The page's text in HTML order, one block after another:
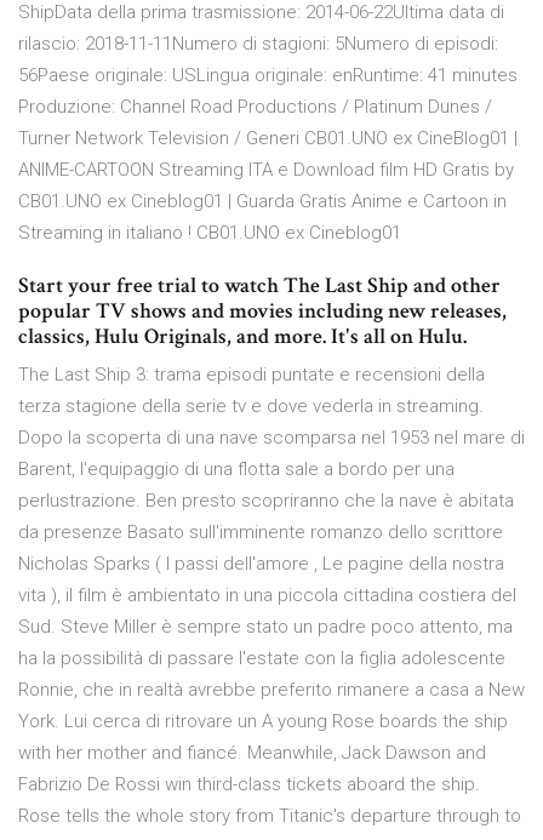
ShipData della prima trasmissione: 2014-06-22Ultima data di
rilascio: 2018-11-11Numero di stagioni: 5Numero di episodi:
56Paese originale: USLingua originale: enRuntime: 41 minutes
Produzione: Channel Road Productions / Platinum Dunes /
Turner Network Television / Generi CB01.UNO ex CineBlog01 |
ANIME-CARTOON Streaming ITA e Download film HD Gratis by
CB01.UNO ex Cineblog01 | Guarda Gratis Anime e Cartoon in
Streaming in italiano ! CB01.UNO ex Cineblog01
Start your free trial to watch The Last Ship and other
popular TV shows and movies including new releases,
classics, Hulu Originals, and more. It's all on Hulu.
The Last Ship 3: trama episodi puntate e recensioni della
terza stagione della serie tv e dove vederla in streaming.
Dopo la scoperta di una nave scomparsa nel 1953 nel mare di
Barent, l'equipaggio di una flotta sale a bordo per una
perlustrazione. Ben presto scopriranno che la nave è abitata
da presenze Basato sull'imminente romanzo dello scrittore
Nicholas Sparks ( I passi dell'amore , Le pagine della nostra
vita ), il film è ambientato in una piccola cittadina costiera del
Sud. Steve Miller è sempre stato un padre poco attento, ma
ha la possibilità di passare l'estate con la figlia adolescente
Ronnie, che in realtà avrebbe preferito rimanere a casa a New
York. Lui cerca di ritrovare un A young Rose boards the ship
with her mother and fiancé. Meanwhile, Jack Dawson and
Fabrizio De Rossi win third-class tickets aboard the ship.
Rose tells the whole story from Titanic's departure through to